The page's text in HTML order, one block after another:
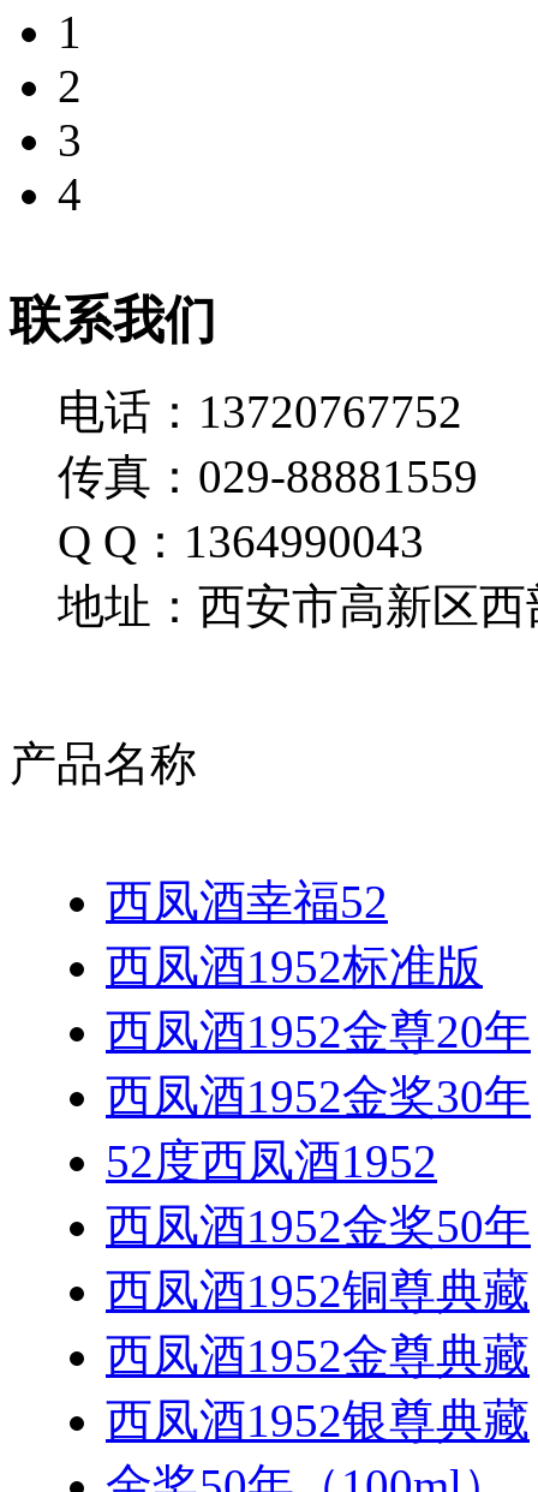
1
2
3
4
联系我们
电话：13720767752
传真：029-88881559
Q Q：1364990043
地址：西安市高新区西
产品名称
西凤酒幸福52
西凤酒1952标准版
西凤酒1952金尊20年
西凤酒1952金奖30年
52度西凤酒1952
西凤酒1952金奖50年
西凤酒1952铜尊典藏
西凤酒1952金尊典藏
西凤酒1952银尊典藏